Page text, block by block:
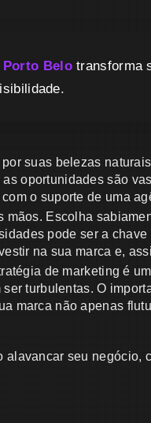
Porto Belotransforma
suas belezas
oportunidades são
o suporte de uma
mãos. Escolha
pode ser a
na sua marca e,
de marketing é
turbulentas. O
marca não apenas
alavancar seu negócio,